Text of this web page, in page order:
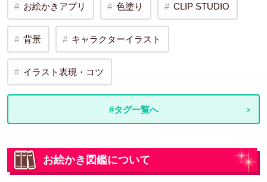
お絵かきアプリ 色塗り CLIP STUDIO
背景 キャラクターイラスト
イラスト表現・コツ
#タグ一覧へ
お絵かき図鑑について